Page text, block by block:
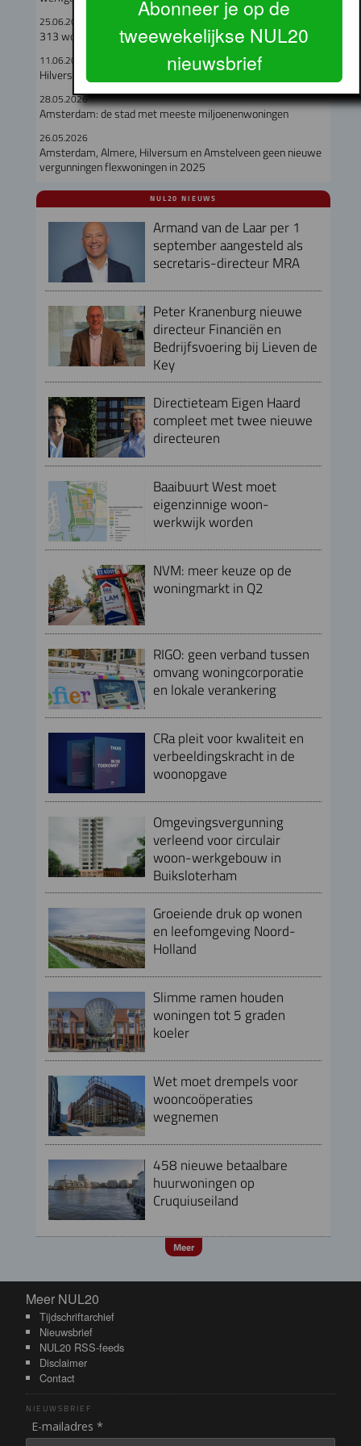
25.06.2026
313 woningen en ‘woeste tuin’ voor Sloterdijk
11.06.2026
Hilversum zet volgende stap in transformatie Arenapark
28.05.2026
Amsterdam: de stad met meeste miljoenenwoningen
26.05.2026
Amsterdam, Almere, Hilversum en Amstelveen geen nieuwe
vergunningen flexwoningen in 2025
NUL20 NIEUWS
Armand van de Laar per 1
september aangesteld als
secretaris-directeur MRA
Peter Kranenburg nieuwe
directeur Financiën en
Bedrijfsvoering bij Lieven de
Key
Directieteam Eigen Haard
compleet met twee nieuwe
directeuren
Baaibuurt West moet
eigenzinnige woon-
werkwijk worden
NVM: meer keuze op de
woningmarkt in Q2
RIGO: geen verband tussen
omvang woningcorporatie
en lokale verankering
CRa pleit voor kwaliteit en
verbeeldingskracht in de
woonopgave
Omgevingsvergunning
verleend voor circulair
woon-werkgebouw in
Buiksloterham
Groeiende druk op wonen
en leefomgeving Noord-
Holland
Slimme ramen houden
woningen tot 5 graden
koeler
Wet moet drempels voor
wooncoöperaties
wegnemen
458 nieuwe betaalbare
huurwoningen op
Cruquiuseiland
Meer
Meer NUL20
Meer NUL20
Tijdschriftarchief
Nieuwsbrief
NUL20 RSS-feeds
Disclaimer
Contact
NIEUWSBRIEF
E-mailadres *
Abonneer je op de
tweewekelijkse NUL20
nieuwsbrief